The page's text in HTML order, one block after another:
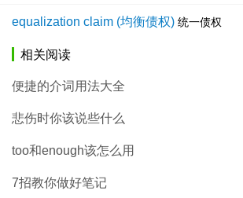
equalization claim (均衡债权) 统一债权
相关阅读
便捷的介词用法大全
悲伤时你该说些什么
too和enough该怎么用
7招教你做好笔记